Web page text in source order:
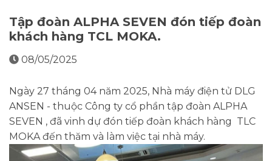
Tập đoàn ALPHA SEVEN đón tiếp đoàn
khách hàng TCL MOKA.
08/05/2025
Ngày 27 tháng 04 năm 2025, Nhà máy điện tử DLG
ANSEN - thuộc Công ty cổ phần tập đoàn ALPHA
SEVEN , đã vinh dự đón tiếp đoàn khách hàng TLC
MOKA đến thăm và làm việc tại nhà máy.